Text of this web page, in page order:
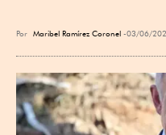
Por Maribel Ramírez Coronel 03/06/